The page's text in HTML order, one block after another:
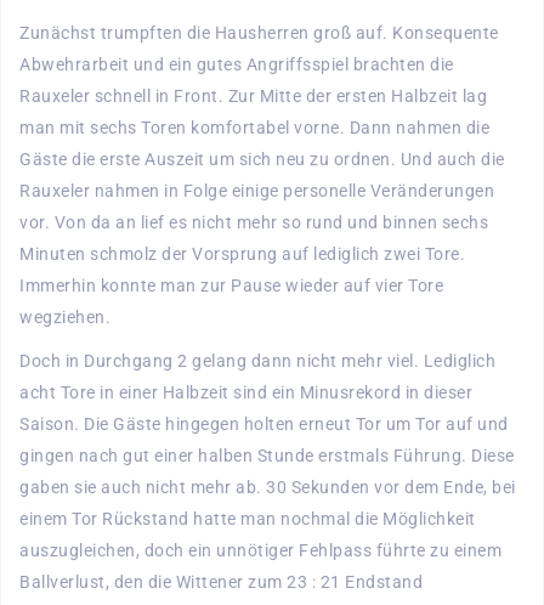
Zunächst trumpften die Hausherren groß auf. Konsequente
Abwehrarbeit und ein gutes Angriffsspiel brachten die
Rauxeler schnell in Front. Zur Mitte der ersten Halbzeit lag
man mit sechs Toren komfortabel vorne. Dann nahmen die
Gäste die erste Auszeit um sich neu zu ordnen. Und auch die
Rauxeler nahmen in Folge einige personelle Veränderungen
vor. Von da an lief es nicht mehr so rund und binnen sechs
Minuten schmolz der Vorsprung auf lediglich zwei Tore.
Immerhin konnte man zur Pause wieder auf vier Tore
wegziehen.
Doch in Durchgang 2 gelang dann nicht mehr viel. Lediglich
acht Tore in einer Halbzeit sind ein Minusrekord in dieser
Saison. Die Gäste hingegen holten erneut Tor um Tor auf und
gingen nach gut einer halben Stunde erstmals Führung. Diese
gaben sie auch nicht mehr ab. 30 Sekunden vor dem Ende, bei
einem Tor Rückstand hatte man nochmal die Möglichkeit
auszugleichen, doch ein unnötiger Fehlpass führte zu einem
Ballverlust, den die Wittener zum 23 : 21 Endstand